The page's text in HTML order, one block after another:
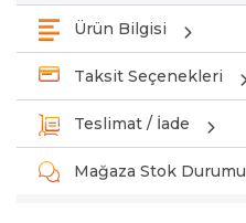
Ürün Bilgisi
Taksit Seçenekleri
Teslimat / İade
Mağaza Stok Durumu